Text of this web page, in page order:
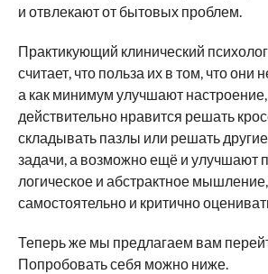
и отвлекают от бытовых проблем.
Практикующий клинический
считает, что польза их в том, что они
а как минимум улучшают
действительно нравится решать
складывать пазлы или решать
задачи, а возможно ещё и улучшают
логическое и абстрактное
самостоятельно и критично
Теперь же мы предлагаем вам
Попробовать себя можно ниже.